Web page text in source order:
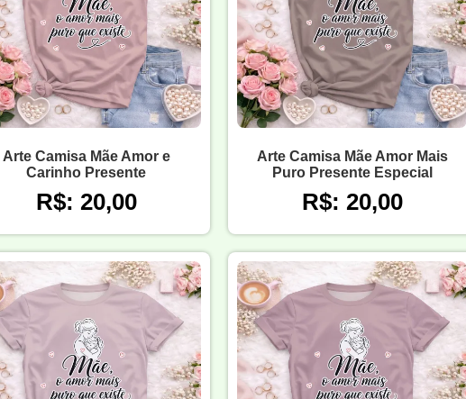
Arte Camisa Mãe Amor e
Carinho Presente
R$: 20,00
Arte Camisa Mãe Amor Mais
Puro Presente Especial
R$: 20,00